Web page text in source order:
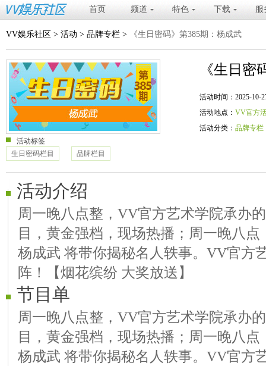
首页 频道 特色 下载 服
VV娱乐社区 > 活动 > 品牌专栏 > 《生日密码》第385期：杨成武
《生日密
活动时间：2025-10-
活动地点： VV官方
活动分类： 品牌专栏
活动标签
生日密码栏目
品牌栏目
活动介绍
周一晚八点整，VV官方艺术学院承办
目，黄金强档，现场热播；周一晚八
杨成武 将带你揭秘名人轶事。VV官方
阵！【烟花缤纷 大奖放送】
节目单
周一晚八点整，VV官方艺术学院承办
目，黄金强档，现场热播；周一晚八
杨成武 将带你揭秘名人轶事。VV官方